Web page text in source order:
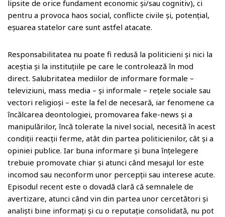
lipsite de orice fundament economic și/sau cognitiv), ci
pentru a provoca haos social, conflicte civile și, potențial,
eșuarea statelor care sunt astfel atacate.
Responsabilitatea nu poate fi redusă la politicieni și nici la
aceștia și la instituțiile pe care le controlează în mod
direct. Salubritatea mediilor de informare formale –
televiziuni, mass media – și informale – rețele sociale sau
vectori religioși – este la fel de necesară, iar fenomene ca
încălcarea deontologiei, promovarea fake-news și a
manipulărilor, încă tolerate la nivel social, necesită în acest
condiții reacții ferme, atât din partea politicienilor, cât și a
opiniei publice. Iar buna informare și buna înțelegere
trebuie promovate chiar și atunci când mesajul lor este
incomod sau neconform unor percepții sau interese acute.
Episodul recent este o dovadă clară că semnalele de
avertizare, atunci când vin din partea unor cercetători și
analiști bine informați și cu o reputație consolidată, nu pot